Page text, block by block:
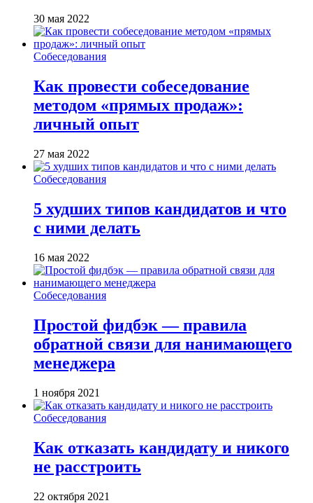
30 мая 2022
Собеседования
Как провести собеседование
методом «прямых продаж»:
личный опыт
27 мая 2022
Собеседования
5 худших типов кандидатов и что
с ними делать
16 мая 2022
Собеседования
Простой фидбэк — правила
обратной связи для нанимающего
менеджера
1 ноября 2021
Собеседования
Как отказать кандидату и никого
не расстроить
22 октября 2021